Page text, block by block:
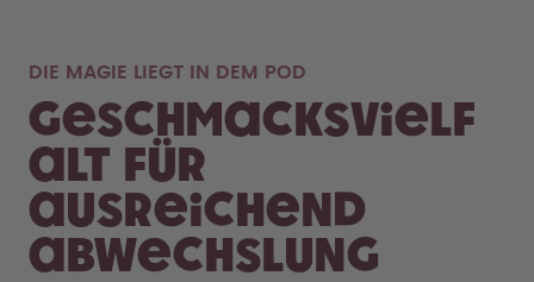
DIE MAGIE LIEGT IN DEM POD
Geschmacksvielf
alt für
ausreichend
Abwechslung